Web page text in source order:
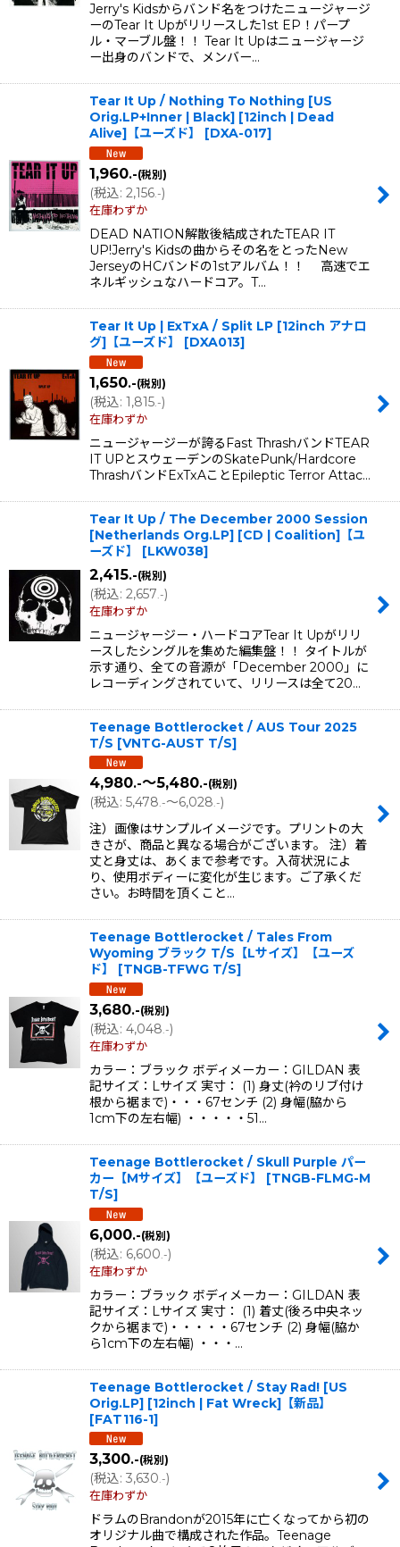
Jerry's Kidsからバンド名をつけたニュージャージ
ーのTear It Upがリリースした1st EP！パープ
ル・マーブル盤！！ Tear It Upはニュージャージ
ー出身のバンドで、メンバー…
Tear It Up / Nothing To Nothing [US
Orig.LP+Inner | Black] [12inch | Dead
Alive]【ユーズド】
[DXA-017]
1,960.-(税別)
(税込: 2,156 .-)
在庫わずか
DEAD NATION解散後結成されたTEAR IT
UP!Jerry's Kidsの曲からその名をとったNew
JerseyのHCバンドの1stアルバム！！ 高速でエ
ネルギッシュなハードコア。T…
Tear It Up | ExTxA / Split LP [12inch アナロ
グ]【ユーズド】
[DXA013]
1,650.-(税別)
(税込: 1,815 .-)
在庫わずか
ニュージャージーが誇るFast ThrashバンドTEAR
IT UPとスウェーデンのSkatePunk/Hardcore
ThrashバンドExTxAことEpileptic Terror Attac…
Tear It Up / The December 2000 Session
[Netherlands Org.LP] [CD | Coalition]【ユ
ーズド】
[LKW038]
2,415.-(税別)
(税込: 2,657 .-)
在庫わずか
ニュージャージー・ハードコアTear It Upがリリ
ースしたシングルを集めた編集盤！！ タイトルが
示す通り、全ての音源が「December 2000」に
レコーディングされていて、リリースは全て20…
Teenage Bottlerocket / AUS Tour 2025
T/S [VNTG-AUST T/S]
4,980.-～5,480.-(税別)
(税込: 5,478.-～6,028.-)
注）画像はサンプルイメージです。プリントの大
きさが、商品と異なる場合がございます。 注）着
丈と身丈は、あくまで参考です。入荷状況によ
り、使用ボディーに変化が生じます。ご了承くだ
さい。お時間を頂くこと…
Teenage Bottlerocket / Tales From
Wyoming ブラック T/S【Lサイズ】【ユーズ
ド】
[TNGB-TFWG T/S]
3,680.-(税別)
(税込: 4,048 .-)
在庫わずか
カラー：ブラック ボディメーカー：GILDAN 表
記サイズ：Lサイズ 実寸： (1) 身丈(衿のリブ付け
根から裾まで)・・・67センチ (2) 身幅(脇から
1cm下の左右幅) ・・・・・51…
Teenage Bottlerocket / Skull Purple パー
カー【Mサイズ】【ユーズド】
[TNGB-FLMG-M
T/S]
6,000.-(税別)
(税込: 6,600 .-)
在庫わずか
カラー：ブラック ボディメーカー：GILDAN 表
記サイズ：Lサイズ 実寸： (1) 着丈(後ろ中央ネッ
クから裾まで)・・・・・67センチ (2) 身幅(脇か
ら1cm下の左右幅) ・・・…
Teenage Bottlerocket / Stay Rad! [US
Orig.LP] [12inch | Fat Wreck]【新品】
[FAT116-1]
3,300.-(税別)
(税込: 3,630.-)
在庫わずか
ドラムのBrandonが2015年に亡くなってから初の
オリジナル曲で構成された作品。Teenage